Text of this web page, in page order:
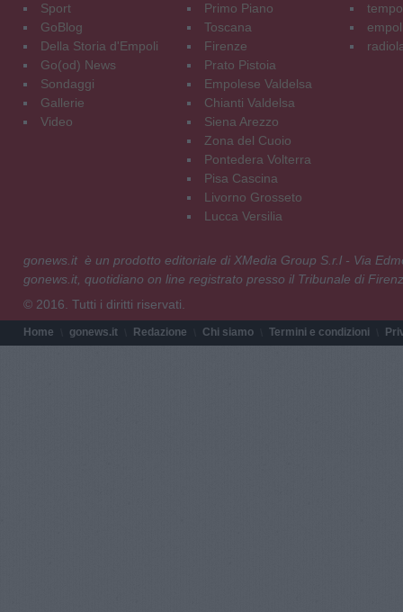
Sport
GoBlog
Della Storia d'Empoli
Go(od) News
Sondaggi
Gallerie
Video
Primo Piano
Toscana
Firenze
Prato Pistoia
Empolese Valdelsa
Chianti Valdelsa
Siena Arezzo
Zona del Cuoio
Pontedera Volterra
Pisa Cascina
Livorno Grosseto
Lucca Versilia
gonews.it è un prodotto editoriale di XMedia Group S.r.l - Via
gonews.it, quotidiano on line registrato presso il Tribunale di
© 2016. Tutti i diritti riservati.
Home gonews.it Redazione Chi siamo Termini e condizioni